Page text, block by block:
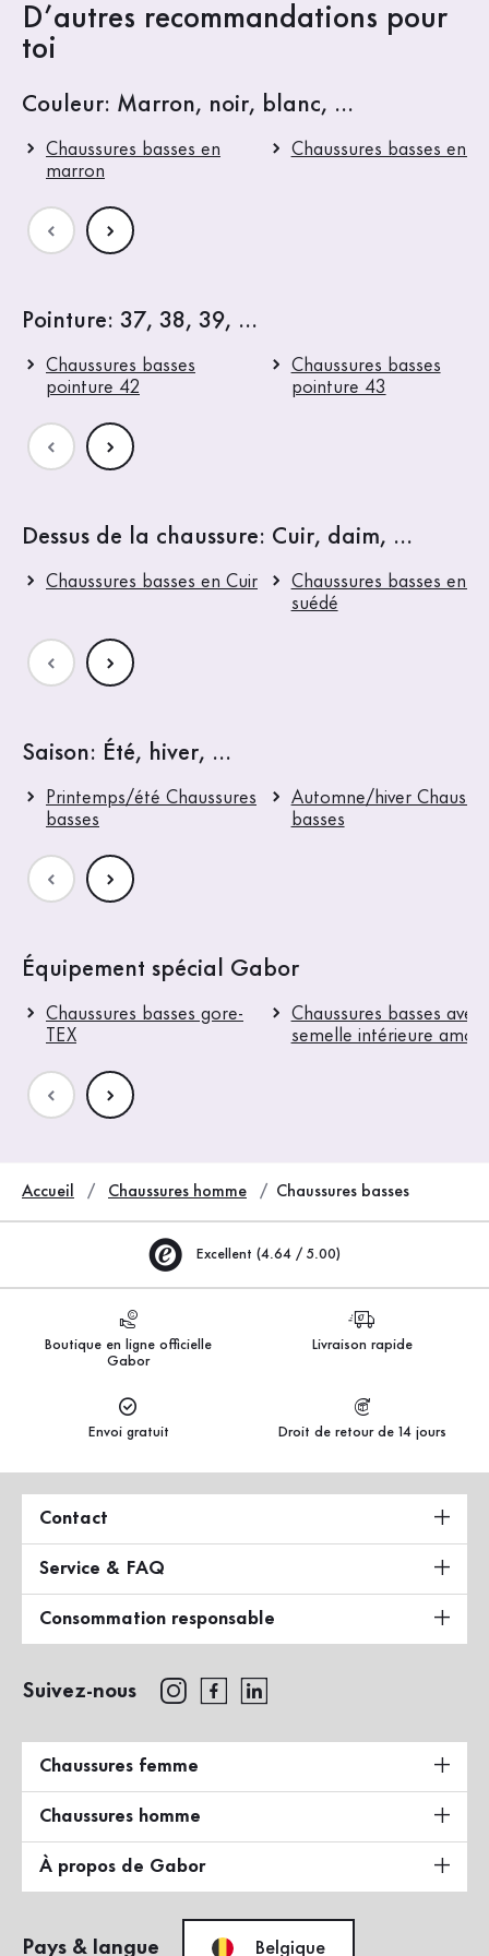
D’autres recommandations pour
toi
Couleur: Marron, noir, blanc, ...
Chaussures basses en
marron
Chaussures basses en
Pointure: 37, 38, 39, ...
Chaussures basses
pointure 42
Chaussures basses
pointure 43
Dessus de la chaussure: Cuir, daim, ...
Chaussures basses en Cuir
Chaussures basses en
suédé
Saison: Été, hiver, ...
Printemps/été Chaussures
basses
Automne/hiver
basses
Équipement spécial Gabor
Chaussures basses gore-
TEX
Chaussures basses avec
semelle intérieure
Accueil Chaussures homme Chaussures basses
Excellent (4.64 / 5.00)
Boutique en ligne officielle
Gabor
Livraison rapide
Envoi gratuit Droit de retour de 14 jours
Contact
Service & FAQ
Consommation responsable
Suivez-nous
Chaussures femme
Chaussures homme
À propos de Gabor
Pays & langue Belgique